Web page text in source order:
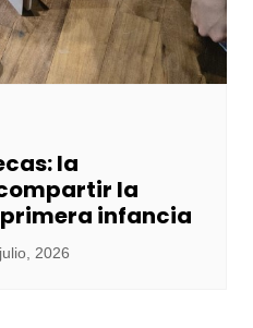
la
la
infancia
2026